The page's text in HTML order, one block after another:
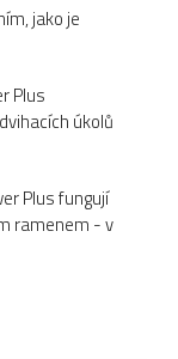
jako je
Plus
úkolů
Plus fungují
ramenem - v